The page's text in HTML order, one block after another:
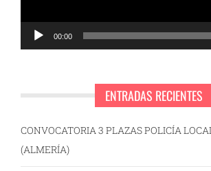
00:00
ENTRADAS RECIENTES
CONVOCATORIA 3 PLAZAS POLICÍA
(ALMERÍA)